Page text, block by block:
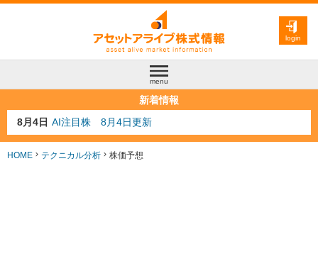
login
menu
新着情報
8月3日 人気業種注目株 8月3日更新
8月2日 金融注目株 8月2日更新
7月29日 日経225シグナル点灯
HOME テクニカル分析 株価予想